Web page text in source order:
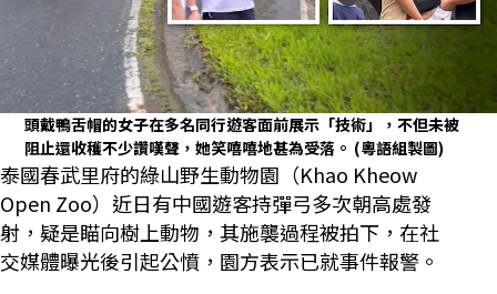
頭戴鴨舌帽的女子在多名同行遊客面前展示「技術」，不但未被
阻止還收穫不少讚嘆聲，她笑嘻嘻地甚為受落。 (粵語組製圖)
泰國春武里府的綠山野生動物園（Khao Kheow
Open Zoo）近日有中國遊客持彈弓多次朝高處發
射，疑是瞄向樹上動物，其施襲過程被拍下，在社
交媒體曝光後引起公憤，園方表示已就事件報警。